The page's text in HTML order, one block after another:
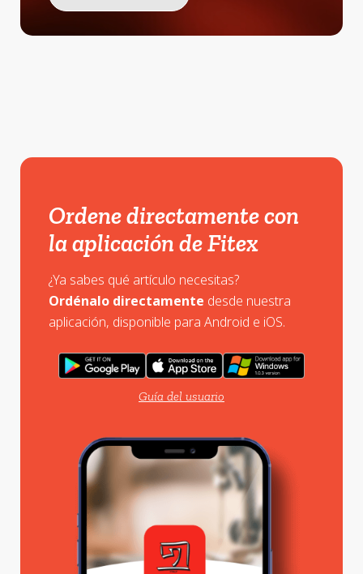
Ordene directamente con
la aplicación de Fitex
¿Ya sabes qué artículo necesitas?
Ordénalo directamente desde nuestra
aplicación, disponible para Android e iOS.
Guía del usuario